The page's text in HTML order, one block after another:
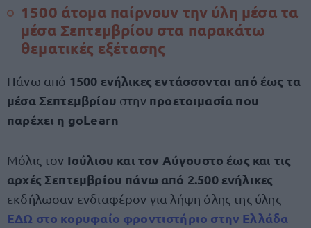
1500 άτομα παίρνουν την ύλη μέσα τα
μέσα Σεπτεμβρίου στα παρακάτω
θεματικές εξέτασης
Πάνω από 1500 ενήλικες εντάσσονται από έως τα
μέσα Σεπτεμβρίου στην προετοιμασία που
παρέχει η goLearn
Μόλις τον Ιούλιου και τον Αύγουστο έως και τις
αρχές Σεπτεμβρίου πάνω από 2.500 ενήλικες
εκδήλωσαν ενδιαφέρον για λήψη όλης της ύλης
ΕΔΩ στο κορυφαίο φροντιστήριο στην Ελλάδα